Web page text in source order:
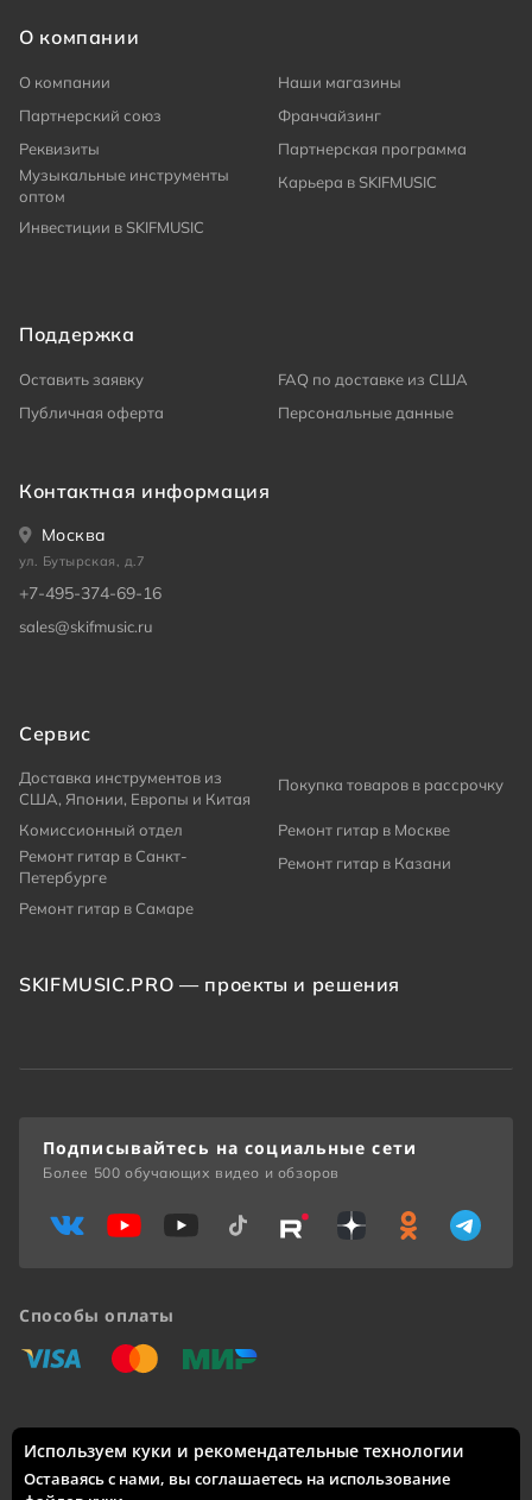
О компании
О компании
Наши магазины
Партнерский союз
Франчайзинг
Реквизиты
Партнерская программа
Музыкальные инструменты
оптом
Карьера в SKIFMUSIC
Инвестиции в SKIFMUSIC
Поддержка
Оставить заявку
FAQ по доставке из США
Публичная оферта
Персональные данные
Контактная информация
Москва
ул. Бутырская, д.7
+7-495-374-69-16
sales@skifmusic.ru
Сервис
Доставка инструментов из
США, Японии, Европы и Китая
Покупка товаров в рассрочку
Комиссионный отдел
Ремонт гитар в Москве
Ремонт гитар в Санкт-
Петербурге
Ремонт гитар в Казани
Ремонт гитар в Самаре
SKIFMUSIC.PRO — проекты и решения
Доставка по России: Москва, Санкт-Петербург, Новосибирск,
Екатеринбург, Казань, Нижний Новгород, Челябинск,
Красноярск, Самара, Уфа, Ростов-на-Дону, Омск, Краснодар,
Способы оплаты
«Виза» «Мастеркард»
«Мир»
Подписывайтесь на социальные сети
Более 500 обучающих видео и обзоров
Используем куки и рекомендательные технологии
Оставаясь с нами, вы соглашаетесь на использование